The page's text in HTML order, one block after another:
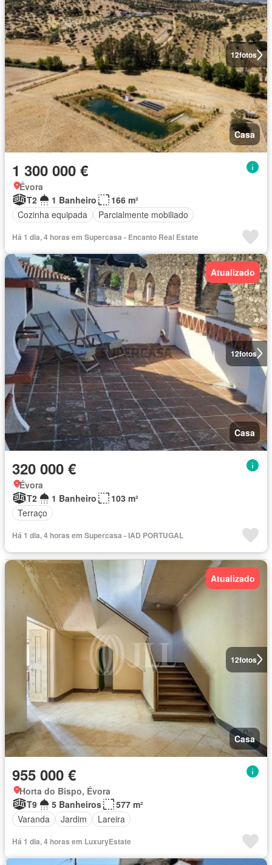
12fotos
Casa
1 300 000 €
Évora
T2
1 Banheiro
166 m²
Cozinha equipada
Parcialmente mobiliado
Há 1 dia, 4 horas em Supercasa - Encanto Real Estate
12fotos
Atualizado
Casa
320 000 €
Évora
T2
1 Banheiro
103 m²
Terraço
Há 1 dia, 4 horas em Supercasa - IAD PORTUGAL
12fotos
Atualizado
Casa
955 000 €
Horta do Bispo, Évora
T9
5 Banheiros
577 m²
Varanda
Jardim Lareira
Há 1 dia, 4 horas em LuxuryEstate